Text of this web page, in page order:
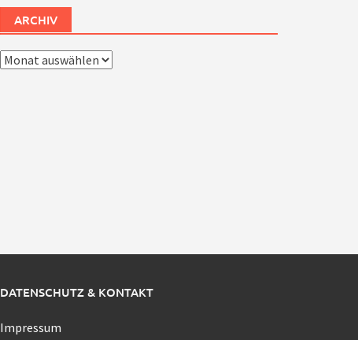
ARCHIV
Archiv
DATENSCHUTZ & KONTAKT
Impressum